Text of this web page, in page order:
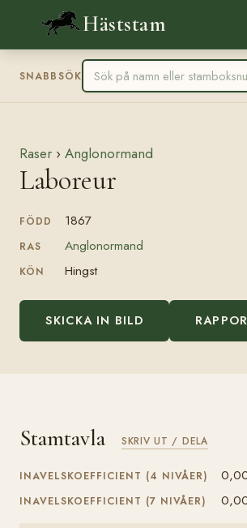
Häststam
SNABBSÖK
Raser › Anglonormand
Laboreur
FÖDD 1867
RAS Anglonormand
KÖN Hingst
SKICKA IN BILD
Stamtavla SKRIV UT / DELA
INAVELSKOEFFICIENT (4 NIVÅER)
INAVELSKOEFFICIENT (7 NIVÅER)